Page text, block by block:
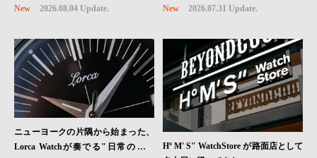
New
2026.08.04 Update.
New
2026.07.31 Update.
ニューヨークの片隅から始まった、
Lorca Watchが奏でる"日常のロマ
Hº M' S" WatchStore が路面店として